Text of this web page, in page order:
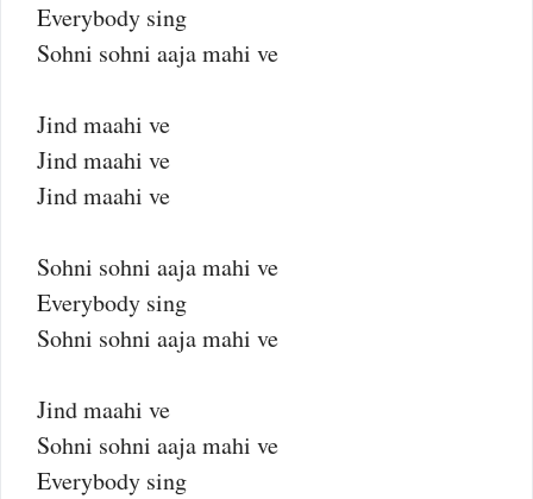
Everybody sing
Sohni sohni aaja mahi ve
Jind maahi ve
Jind maahi ve
Jind maahi ve
Sohni sohni aaja mahi ve
Everybody sing
Sohni sohni aaja mahi ve
Jind maahi ve
Sohni sohni aaja mahi ve
Everybody sing